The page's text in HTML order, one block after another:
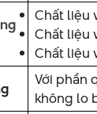
Chất liệu
Chất liệu
Chất liệu
Với phần
không lo